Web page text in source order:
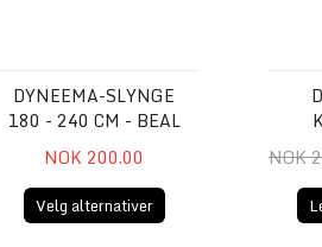
DYNEEMA-SLYNGE
180 - 240 CM - BEAL
NOK 200.00
Velg alternativer
NOK